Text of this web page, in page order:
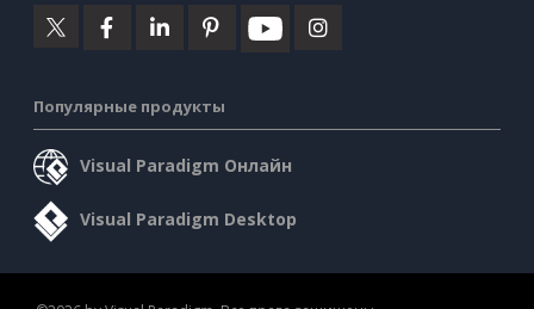
Популярные продукты
Visual Paradigm Онлайн
Visual Paradigm Desktop